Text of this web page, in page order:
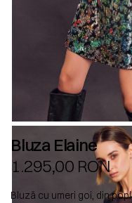
Bluza Elaine
1.295,00 RON
Bluză cu umeri goi, din